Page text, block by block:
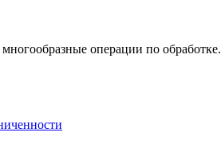
операции по обработке.